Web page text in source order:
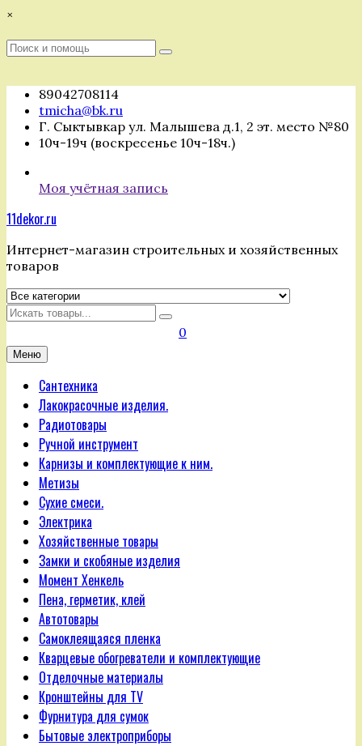
Перейти
содержимому
×
Поиск
Поиск
89042708114
tmicha@bk.ru
Г. Сыктывкар ул. Малышева д.1, 2 эт. место №80
10ч-19ч (воскресенье 10ч-18ч.)
Моя учётная запись
11dekor.ru
Интернет-магазин строительных и хозяйственных
товаров
Искать
0
Меню
Сантехника
Лакокрасочные изделия.
Радиотовары
Ручной инструмент
Карнизы и комплектующие к ним.
Метизы
Сухие смеси.
Электрика
Хозяйственные товары
Замки и скобяные изделия
Момент Хенкель
Пена, герметик, клей
Автотовары
Самоклеящаяся пленка
Кварцевые обогреватели и комплектующие
Отделочные материалы
Кронштейны для TV
Фурнитура для сумок
Бытовые электроприборы